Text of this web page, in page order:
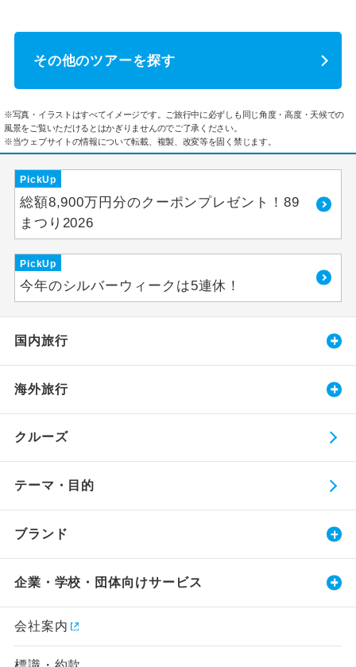
その他のツアーを探す
※写真・イラストはすべてイメージです。ご旅行中に必ずしも同じ角度・高度・天候での
風景をご覧いただけるとはかぎりませんのでご了承ください。
※当ウェブサイトの情報について転載、複製、改変等を固く禁じます。
PickUp
総額8,900万円分のクーポンプレゼント！89
まつり2026
PickUp
今年のシルバーウィークは5連休！
国内旅行
海外旅行
クルーズ
テーマ・目的
ブランド
企業・学校・団体向けサービス
会社案内